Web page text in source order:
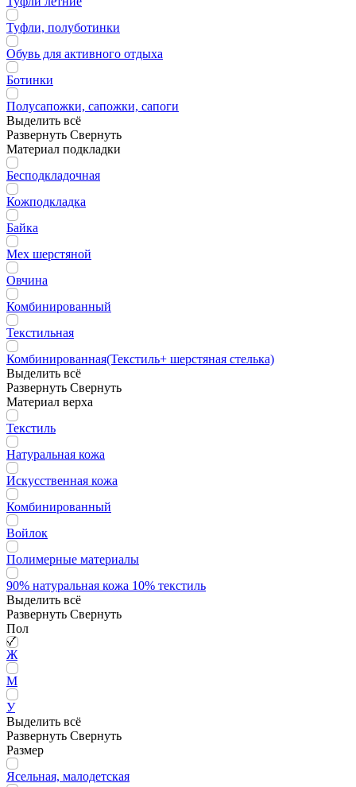
Туфли, полуботинки
Обувь для активного отдыха
Ботинки
Полусапожки, сапожки, сапоги
Выделить всё
Развернуть Свернуть
Материал подкладки
Бесподкладочная
Кожподкладка
Байка
Мех шерстяной
Овчина
Комбинированный
Текстильная
Комбинированная(Текстиль+ шерстяная стелька)
Выделить всё
Развернуть Свернуть
Материал верха
Текстиль
Натуральная кожа
Искусственная кожа
Комбинированный
Войлок
Полимерные материалы
90% натуральная кожа 10% текстиль
Выделить всё
Развернуть Свернуть
Пол
Ж
М
У
Выделить всё
Развернуть Свернуть
Размер
Ясельная, малодетская